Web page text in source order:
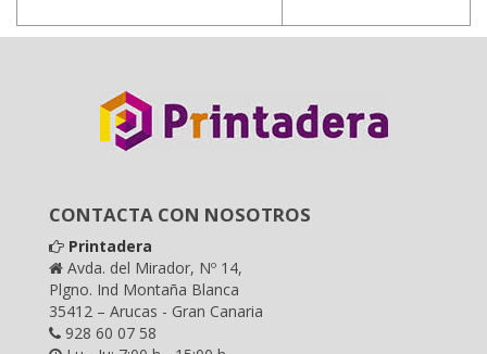
CONTACTA CON NOSOTROS
Printadera
Avda. del Mirador, Nº 14,
Plgno. Ind Montaña Blanca
35412 – Arucas - Gran Canaria
928 60 07 58